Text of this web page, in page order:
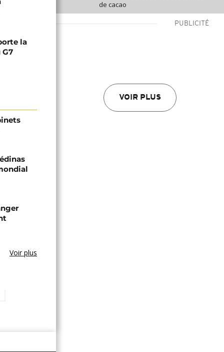
de cacao
PUBLICITÉ
VOIR PLUS
la
Voir plus